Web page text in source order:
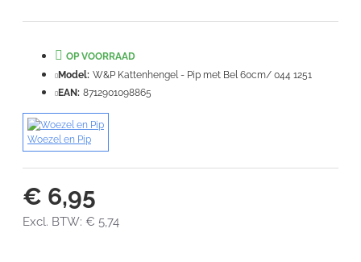
VERDER
€ 6,95
Excl. BTW: € 5,74
OP VOORRAAD
Model: W&P Kattenhengel - Pip met Bel 60cm/ 044 1251
EAN: 8712901098865
Woezel en Pip